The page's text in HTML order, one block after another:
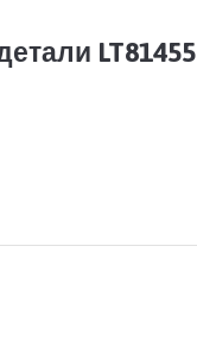
LT81455